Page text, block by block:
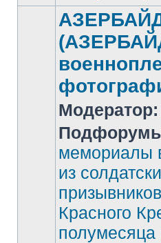
Нет
сообщений
Модератор:
мемориалы
из
Красного